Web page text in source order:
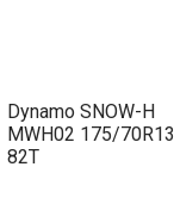
Dynamo SNOW-H
MWH02 175/70R13
82T